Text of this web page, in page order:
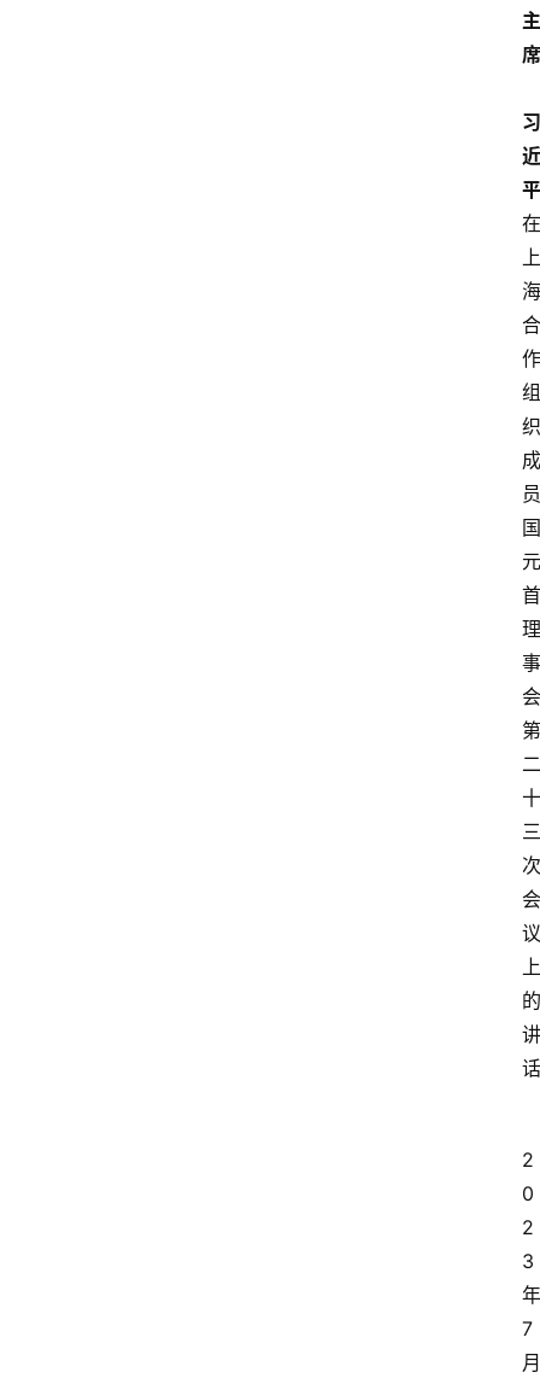
主
席
习
近
平
在
上
海
合
作
组
织
成
员
国
元
首
理
事
会
第
二
十
三
次
会
议
上
的
讲
话
2
0
2
3
年
7
月